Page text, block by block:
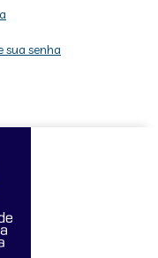
sua senha